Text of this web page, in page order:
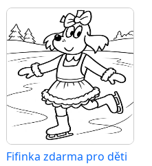
Fifinka zdarma pro děti